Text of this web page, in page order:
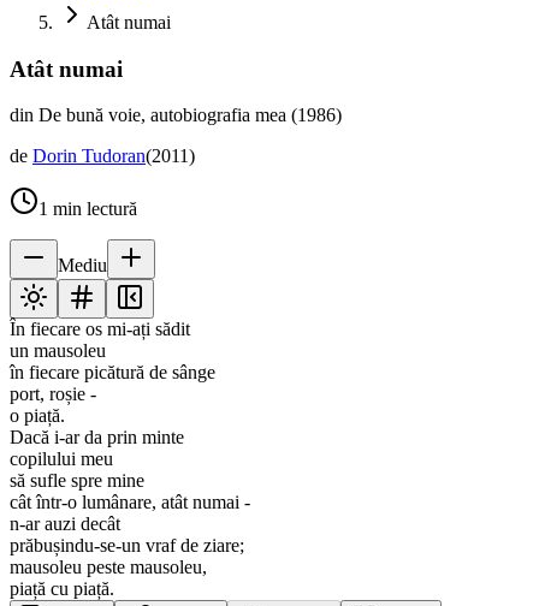
Atât numai
Atât numai
din De bună voie, autobiografia mea (1986)
de Dorin Tudoran(2011)
1 min lectură
Mediu
În fiecare os mi-ați sădit
un mausoleu
în fiecare picătură de sânge
port, roșie -
o piață.
Dacă i-ar da prin minte
copilului meu
să sufle spre mine
cât într-o lumânare, atât numai -
n-ar auzi decât
prăbușindu-se-un vraf de ziare;
mausoleu peste mausoleu,
piață cu piață.